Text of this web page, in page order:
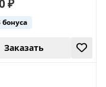
Заказать
₽
бонуса